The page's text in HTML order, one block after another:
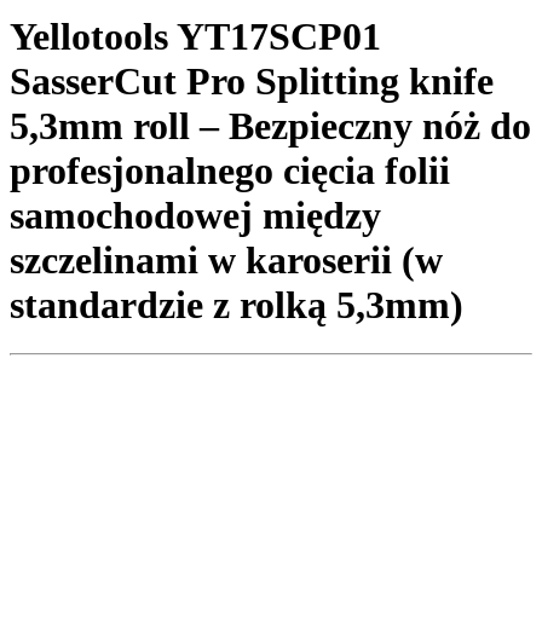
Yellotools YT17SCP01
SasserCut Pro Splitting knife
5,3mm roll – Bezpieczny nóż do
profesjonalnego cięcia folii
samochodowej między
szczelinami w karoserii (w
standardzie z rolką 5,3mm)